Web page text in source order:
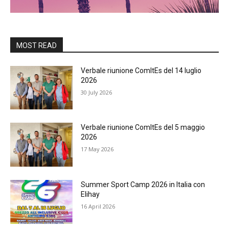
MOST READ
Verbale riunione ComItEs del 14 luglio
2026
30 July 2026
Verbale riunione ComItEs del 5 maggio
2026
17 May 2026
Summer Sport Camp 2026 in Italia con
Elihay
16 April 2026